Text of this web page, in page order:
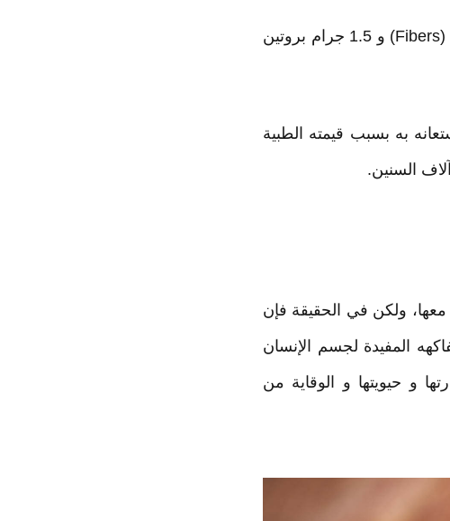
يحتوى كوب متوسط من الرمان (100 جرام) على حوالي 4 جرام من الألياف (Fibers) و 1.5 جرام بروتين
به بسبب قيمته الطبية
السنين.
ولكن في الحقيقة فإن
المفيدة لجسم الإنسان
و حيويتها و الوقاية من